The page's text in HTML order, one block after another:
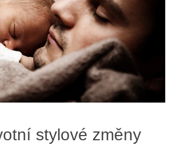
stylové změny